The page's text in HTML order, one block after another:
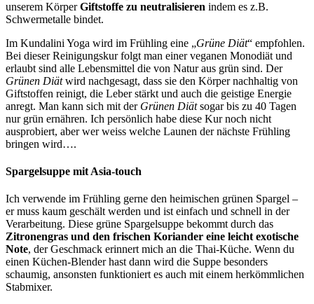
unserem KörperGiftstoffe zu neutralisieren indem es z.B.
Schwermetalle bindet.
Im Kundalini Yoga wird im Frühling eine „Grüne Diät“ empfohlen.
Bei dieser Reinigungskur folgt man einer veganen Monodiät und
erlaubt sind alle Lebensmittel die von Natur aus grün sind. Der
Grünen Diätwird nachgesagt, dass sie den Körper nachhaltig von
Giftstoffen reinigt, die Leber stärkt und auch die geistige Energie
anregt. Man kann sich mit der Grünen Diätsogar bis zu 40 Tagen
nur grün ernähren. Ich persönlich habe diese Kur noch nicht
ausprobiert, aber wer weiss welche Launen der nächste Frühling
bringen wird….
Spargelsuppe mit Asia-touch
Ich verwende im Frühling gerne den heimischen grünen Spargel –
er muss kaum geschält werden und ist einfach und schnell in der
Verarbeitung. Diese grüne Spargelsuppe bekommt durch das
Zitronengras und den frischen Koriander eine leicht exotische
Note, der Geschmack erinnert mich an die Thai-Küche. Wenn du
einen Küchen-Blender hast dann wird die Suppe besonders
schaumig, ansonsten funktioniert es auch mit einem herkömmlichen
Stabmixer.